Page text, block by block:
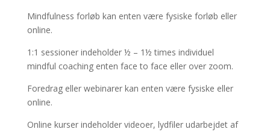
Mindfulness forløb kan enten være fysiske forløb eller
online.
1:1 sessioner indeholder ½ – 1½ times individuel
mindful coaching enten face to face eller over zoom.
Foredrag eller webinarer kan enten være fysiske eller
online.
Online kurser indeholder videoer, lydfiler udarbejdet af